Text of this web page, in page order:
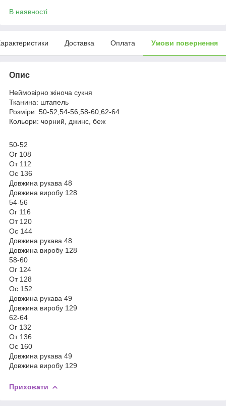
В наявності
Доставка Оплата Умови повернення
Опис
Неймовірно жіноча сукня
Тканина: штапель
Розміри: 50-52,54-56,58-60,62-64
Кольори: чорний, джинс, беж
50-52
Ог 108
От 112
Ос 136
Довжина рукава 48
Довжина виробу 128
54-56
Ог 116
От 120
Ос 144
Довжина рукава 48
Довжина виробу 128
58-60
Ог 124
От 128
Ос 152
Довжина рукава 49
Довжина виробу 129
62-64
Ог 132
От 136
Ос 160
Довжина рукава 49
Довжина виробу 129
Приховати